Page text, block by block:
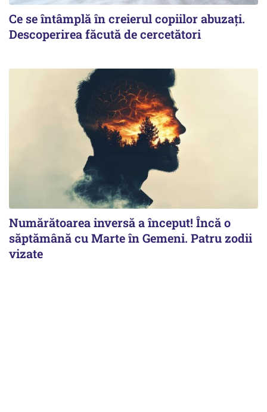
Ce se întâmplă în creierul copiilor abuzați.
Descoperirea făcută de cercetători
Numărătoarea inversă a început! Încă o
săptămână cu Marte în Gemeni. Patru zodii
vizate